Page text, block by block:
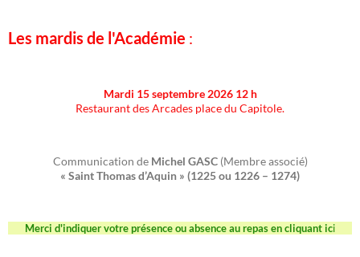
Les mardis de l'Académie :
Mardi 15 septembre 2026 12 h
Restaurant des Arcades place du Capitole.
Communication de Michel GASC (Membre associé)
« Saint Thomas d’Aquin » (1225 ou 1226 – 1274)
Merci d'indiquer votre présence ou absence au repas en cliquant ici